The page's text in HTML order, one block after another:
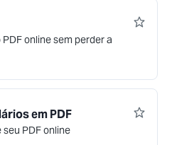
online sem perder a
em PDF
PDF online